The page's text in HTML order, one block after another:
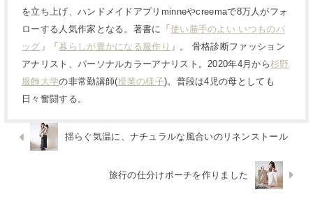
を立ち上げ、ハンドメイドアプリminneやcreemaで8万人がフォ
ローする人気作家となる。著書に「 使い勝手のよい いつものバ
ッグ 」「暮らしが豊かになる服作り 」。 骨格診断ファッション
アナリスト、パーソナルカラーアナリスト。2020年4月から杉野
服飾大学の非常勤講師(授業の様子)。普段は4児の母としても
日々奮闘する。
揺らぐ気温に、ナチュラルな風合いのリネンストール
旅行の仕分けポーチを作りました